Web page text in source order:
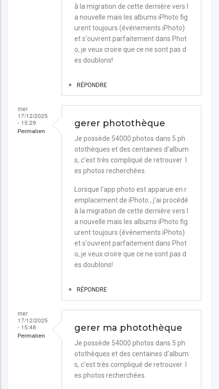
à la migration de cette dernière vers l
a nouvelle mais les albums iPhoto fig
urent toujours (événements iPhoto)
et s'ouvrent parfaitement dans Phot
o, je veux croire que ce ne sont pas d
es doublons!
RÉPONDRE
mer
17/12/2025
- 15:29
Permalien
gerer photothèque
Je possède 54000 photos dans 5 ph
otothèques et des centaines d'album
s, c'est très compliqué de retrouver l
es photos recherchées.
Lorsque l'app photo est apparue en r
emplacement de iPhoto , j'ai procédé
à la migration de cette dernière vers l
a nouvelle mais les albums iPhoto fig
urent toujours (événements iPhoto)
et s'ouvrent parfaitement dans Phot
o, je veux croire que ce ne sont pas d
es doublons!
RÉPONDRE
mer
17/12/2025
- 15:48
Permalien
gerer ma photothèque
Je possède 54000 photos dans 5 ph
otothèques et des centaines d'album
s, c'est très compliqué de retrouver l
es photos recherchées.